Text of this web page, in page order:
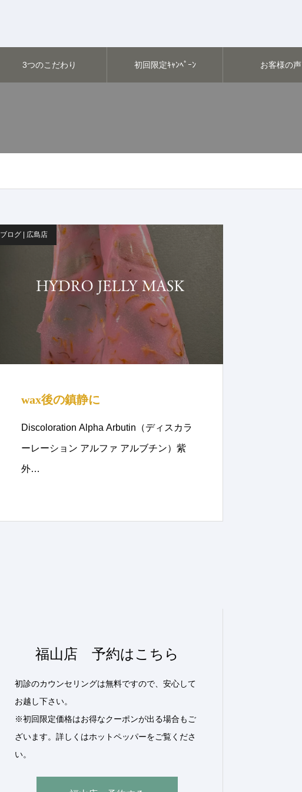
3つのこだわり 初回限定ｷｬﾝﾍﾟｰﾝ お客様の声
ブログ | 広島店
wax後の鎮静に
Discoloration Alpha Arbutin（ディスカラ
ーレーション アルファ アルブチン）紫
外…
福山店 予約はこちら
初診のカウンセリングは無料ですので、安心して
お越し下さい。
※初回限定価格はお得なクーポンが出る場合もご
ざいます。詳しくはホットペッパーをご覧くださ
い。